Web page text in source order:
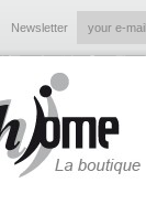
Newsletter